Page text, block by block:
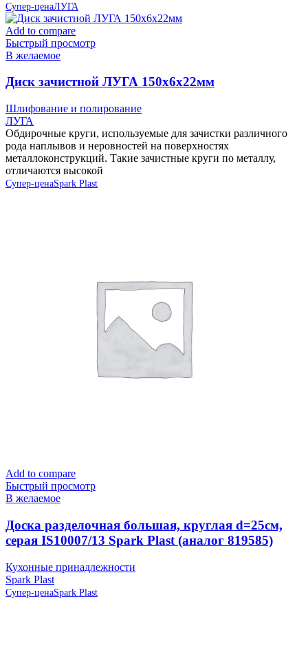
Супер-ценаЛУГА
Add to compare
Быстрый просмотр
В желаемое
Диск зачистной ЛУГА 150х6х22мм
Шлифование и полирование
ЛУГА
Обдирочные круги, используемые для зачистки различного
рода наплывов и неровностей на поверхностях
металлоконструкций. Такие зачистные круги по металлу,
отличаются высокой
Супер-ценаSpark Plast
Add to compare
Быстрый просмотр
В желаемое
Доска разделочная большая, круглая d=25см,
серая IS10007/13 Spark Plast (аналог 819585)
Кухонные принадлежности
Spark Plast
Супер-ценаSpark Plast